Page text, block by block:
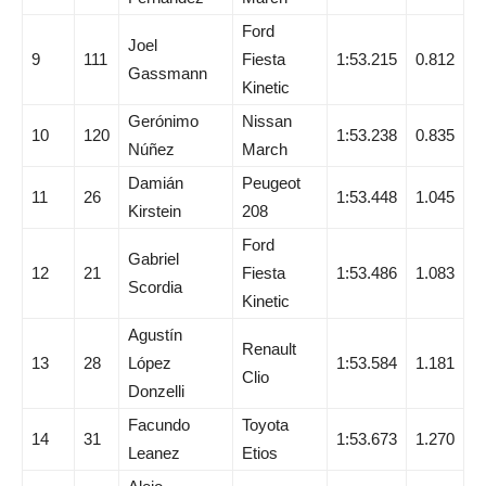
9 111
Joel
Gassmann
Ford
Fiesta
Kinetic
1:53.215 0.812
10 120
Gerónimo
Núñez
Nissan
March
1:53.238 0.835
11 26
Damián
Kirstein
Peugeot
208
1:53.448 1.045
12 21
Gabriel
Scordia
Ford
Fiesta
Kinetic
1:53.486 1.083
13 28
Agustín
López
Donzelli
Renault
Clio
1:53.584 1.181
14 31
Facundo
Leanez
Toyota
Etios
1:53.673 1.270